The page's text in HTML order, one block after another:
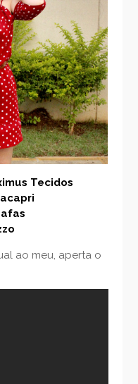
Tecidos
ao meu, aperta o